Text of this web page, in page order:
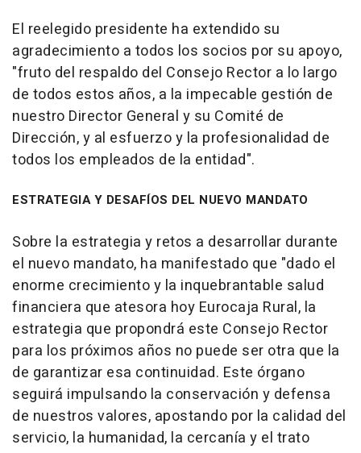
El reelegido presidente ha extendido su
agradecimiento a todos los socios por su apoyo,
"fruto del respaldo del Consejo Rector a lo largo
de todos estos años, a la impecable gestión de
nuestro Director General y su Comité de
Dirección, y al esfuerzo y la profesionalidad de
todos los empleados de la entidad".
ESTRATEGIA Y DESAFÍOS DEL NUEVO MANDATO
Sobre la estrategia y retos a desarrollar durante
el nuevo mandato, ha manifestado que "dado el
enorme crecimiento y la inquebrantable salud
financiera que atesora hoy Eurocaja Rural, la
estrategia que propondrá este Consejo Rector
para los próximos años no puede ser otra que la
de garantizar esa continuidad. Este órgano
seguirá impulsando la conservación y defensa
de nuestros valores, apostando por la calidad del
servicio, la humanidad, la cercanía y el trato